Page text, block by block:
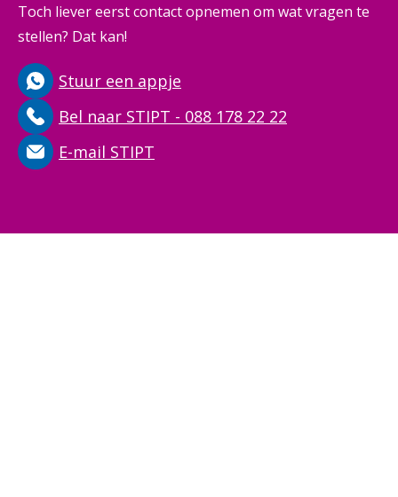
Toch liever eerst contact opnemen om wat vragen te
stellen? Dat kan!
Stuur een appje
Bel naar STIPT - 088 178 22 22
E-mail STIPT